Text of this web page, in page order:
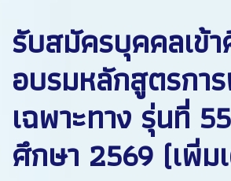
รับสมัครบุคคลเข้
อบรมหลักสูตรกา
เฉพาะทาง รุ่นที่
ศึกษา 2569 (เพิ่ม